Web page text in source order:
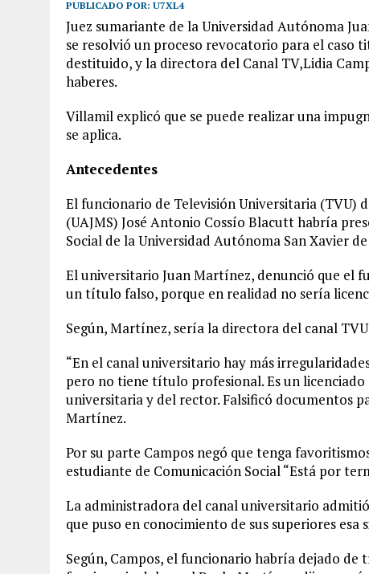
PUBLICADO POR: U7XL4
Juez sumariante de la Universidad Autónoma
se resolvió un proceso revocatorio para el
destituido, y la directora del Canal TV,Lidia
haberes.
Villamil explicó que se puede realizar una
se aplica.
Antecedentes
El funcionario de Televisión Universitaria (TVU)
(UAJMS) José Antonio Cossío Blacutt habría
Social de la Universidad Autónoma San Xavier
El universitario Juan Martínez, denunció que el
un título falso, porque en realidad no sería
Según, Martínez, sería la directora del canal
“En el canal universitario hay más
pero no tiene título profesional. Es un
universitaria y del rector. Falsificó documentos
Martínez.
Por su parte Campos negó que tenga
estudiante de Comunicación Social “Está por
La administradora del canal universitario
que puso en conocimiento de sus superiores esa
Según, Campos, el funcionario habría dejado